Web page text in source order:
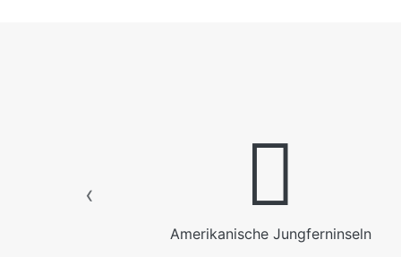
Amerikanische Jungferninseln